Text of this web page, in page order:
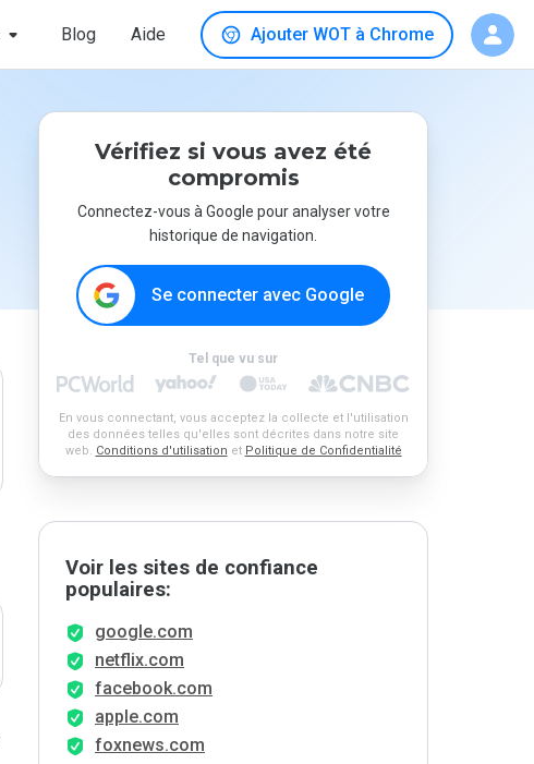
Blog Aide Ajouter WOT à Chrome
Vérifiez si vous avez été
compromis
Connectez-vous à Google pour analyser votre
historique de navigation.
Se connecter avec Google
Tel que vu sur
En vous connectant, vous acceptez la collecte et l'utilisation
des données telles qu'elles sont décrites dans notre site
web. Conditions d'utilisation et Politique de Confidentialité
Voir les sites de confiance
populaires:
google.com
netflix.com
facebook.com
apple.com
foxnews.com